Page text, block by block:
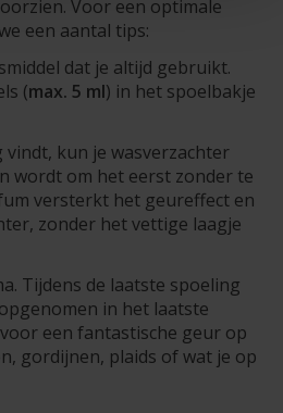
Voor een optimale
een aantal tips:
dat je altijd gebruikt.
(max. 5 ml) in het spoelbakje
kun je wasverzachter
wordt om het eerst zonder te
versterkt het geureffect en
zonder het vettige laagje
Tijdens de laatste spoeling
in het laatste
een fantastische geur op
gordijnen, plaids of wat je op